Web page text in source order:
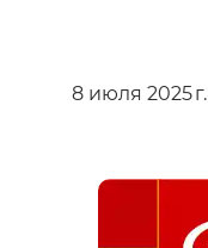
8 июля 2025 г.